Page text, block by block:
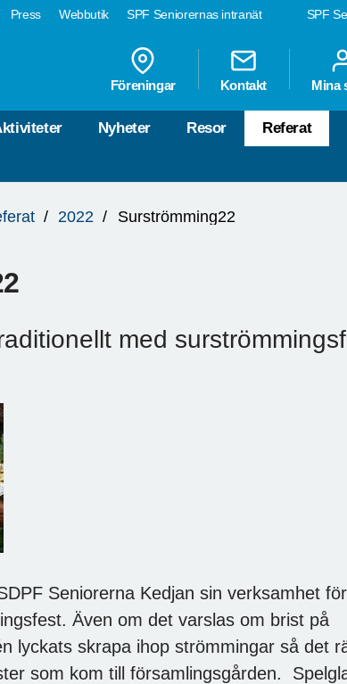
SPF
Press Webbutik SPF Seniorernas intranät
Föreningar Kontakt Mina
Nyheter Resor Referat
2022 Surströmming22
med
Seniorerna Kedjan sin verksamhet för
Även om det varslas om brist på
lyckats skrapa ihop strömmingar så det
som kom till församlingsgården.